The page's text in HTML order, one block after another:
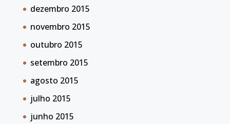
dezembro 2015
novembro 2015
outubro 2015
setembro 2015
agosto 2015
julho 2015
junho 2015